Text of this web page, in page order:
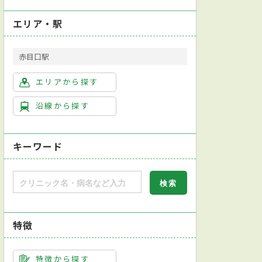
エリア・駅
赤目口駅
エリアから探す
沿線から探す
キーワード
特徴
特徴から探す